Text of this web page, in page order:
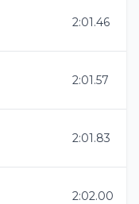
2:01.46
2:01.57
2:01.83
2:02.00